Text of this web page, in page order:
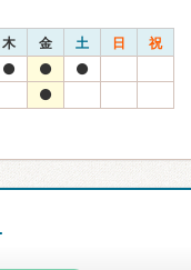
木 金 土 日 祝